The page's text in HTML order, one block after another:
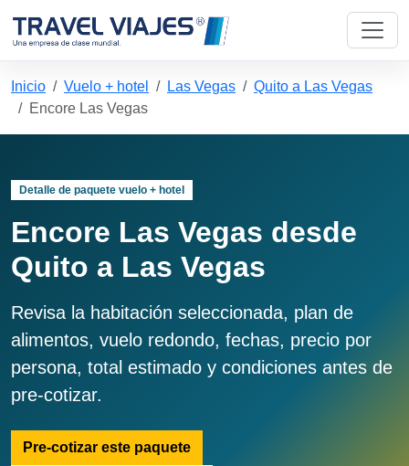
Inicio Vuelo + hotel Las Vegas
Quito a Las Vegas
Encore Las Vegas
Detalle de paquete vuelo + hotel
Encore Las Vegas desde
Quito a Las Vegas
Revisa la habitación seleccionada, plan de
alimentos, vuelo redondo, fechas, precio por
persona, total estimado y condiciones antes de
pre-cotizar.
Pre-cotizar este paquete